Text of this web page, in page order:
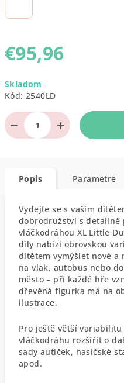
€95,96
cena:
Skladom
Kód: 2540LD
+
−
Popis Parametre
Vydejte se s vaším
dobrodružství s detailně
vláčkodráhou XL Little
díly nabízí obrovskou
dítětem vymýšlet nové a
na vlak, autobus nebo
město – při každé hře
dřevěná figurka má na
ilustrace.
Pro ještě větší
vláčkodráhu rozšířit o
sady autíček, hasičské
apod.